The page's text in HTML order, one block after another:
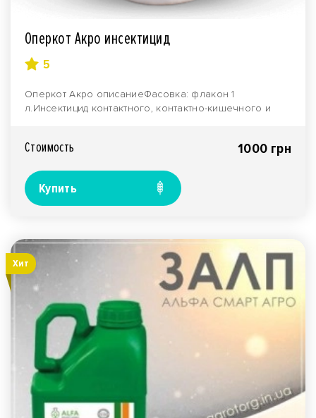
Оперкот Акро инсектицид
5
Оперкот Акро описаниеФасовка: флакон 1
л.Инсектицид контактного, контактно-кишечного и
Стоимость 1000 грн
Купить
Хит